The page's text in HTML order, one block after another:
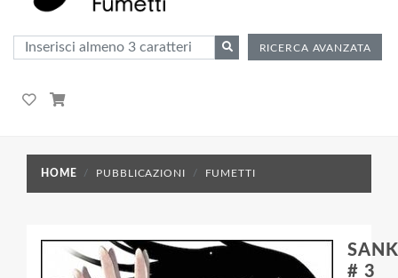
RICERCA AVANZATA
HOME PUBBLICAZIONI FUMETTI
# 3